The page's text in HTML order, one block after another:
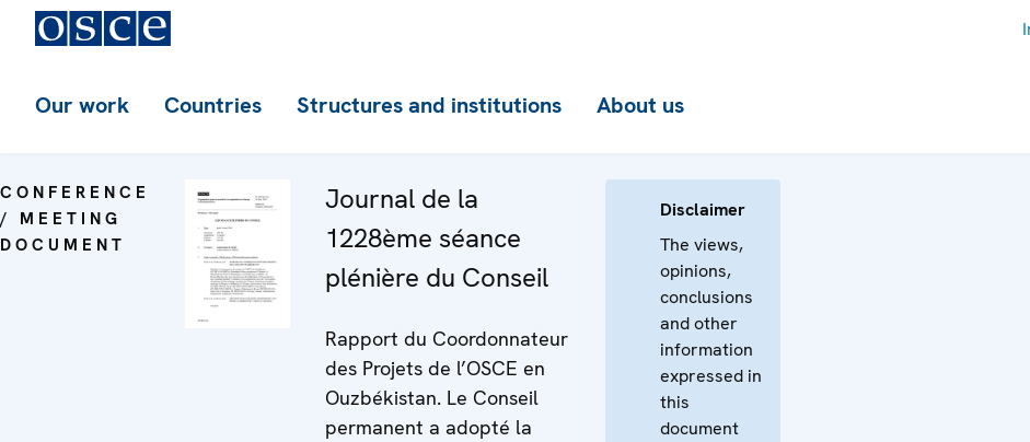
Our work Countries Structures and institutions About us
CONFERENCE
/ MEETING
DOCUMENT
Journal de la
1228ème séance
plénière du Conseil
Rapport du Coordonnateur
des Projets de l’OSCE en
Ouzbékistan. Le Conseil
permanent a adopté la
Disclaimer
The views,
opinions,
conclusions
and other
information
expressed in
this
document